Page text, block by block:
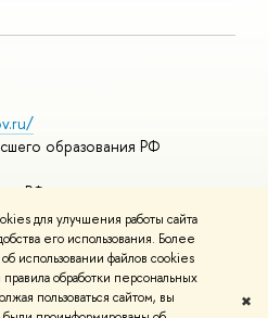
для улучшения работы сайта
его использования. Более
использовании файлов cookies
обработки персональных
пользоваться сайтом, вы
✖
образования РФ
РФ
курсы
и контактыУсловия